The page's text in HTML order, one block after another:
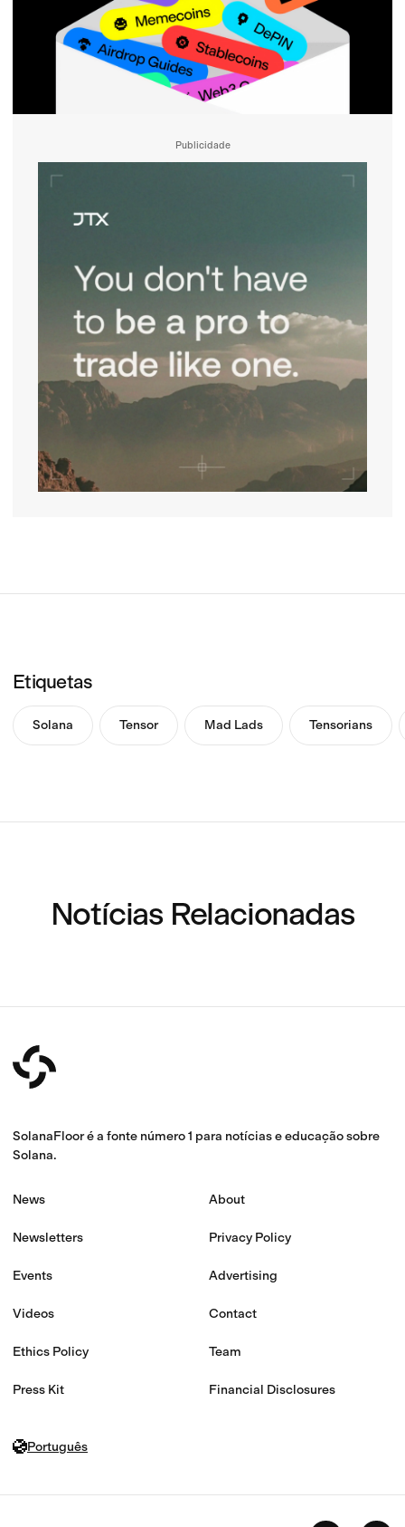
Publicidade
Etiquetas
Solana Tensor Mad Lads Tensorians
Notícias Relacionadas
SolanaFloor é a fonte número 1 para notícias e educação sobre
Solana.
News
Newsletters
Events
Videos
Ethics Policy
Press Kit
About
Privacy Policy
Advertising
Contact
Team
Financial Disclosures
Português